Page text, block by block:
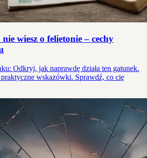
wiesz o felietonie – cechy
Odkryj, jak naprawdę działa ten gatunek.
wskazówki. Sprawdź, co cię